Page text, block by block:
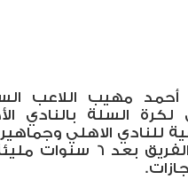
أحمد مهيب اللاعب
لكرة السلة بالنادي
للنادي الاهلي
عن الفريق بعد 6